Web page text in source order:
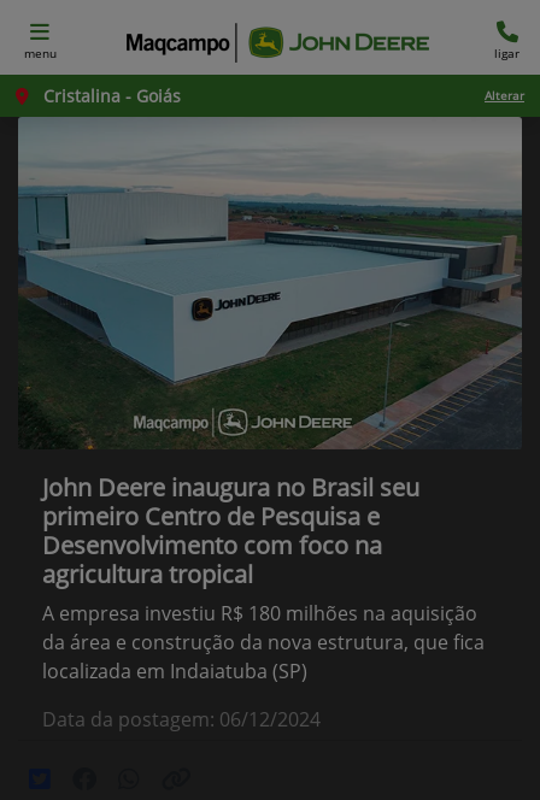
menu ligar
Cristalina - Goiás Alterar
John Deere inaugura no Brasil seu
primeiro Centro de Pesquisa e
Desenvolvimento com foco na
agricultura tropical
A empresa investiu R$ 180 milhões na aquisição
da área e construção da nova estrutura, que fica
localizada em Indaiatuba (SP)
Data da postagem: 06/12/2024